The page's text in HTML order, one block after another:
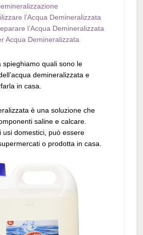
l’Acqua Demineralizzata
l’Acqua Demineralizzata
Acqua Demineralizzata
spieghiamo quali sono le
demineralizzata e
in casa.
è una soluzione che
saline e calcare.
usi domestici, può essere
o prodotta in casa.